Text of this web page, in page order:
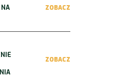
ZOBACZ
ZOBACZ